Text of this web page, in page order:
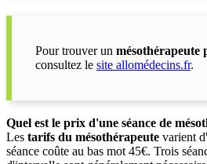
Pour trouver un mésothérapeute
consultez le site allomédecins.fr.
Quel est le prix d'une séance de
Les tarifs du mésothérapeute varient
séance coûte au bas mot 45€. Trois